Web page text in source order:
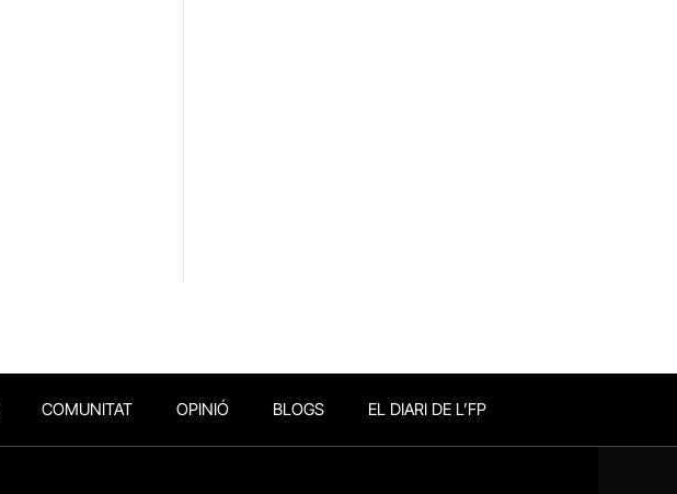
COMUNITAT OPINIÓ BLOGS EL DIARI DE L’FP